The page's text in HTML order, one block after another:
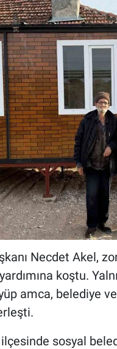
Necdet Akel,
koştu.
amca, belediye
ilçesinde sosyal